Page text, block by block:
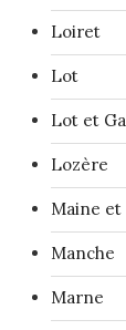
Loiret
Lot
Lot et
Lozère
Maine
Manche
Marne